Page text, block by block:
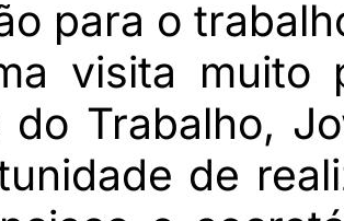
para o
visita muito
do Trabalho,
de